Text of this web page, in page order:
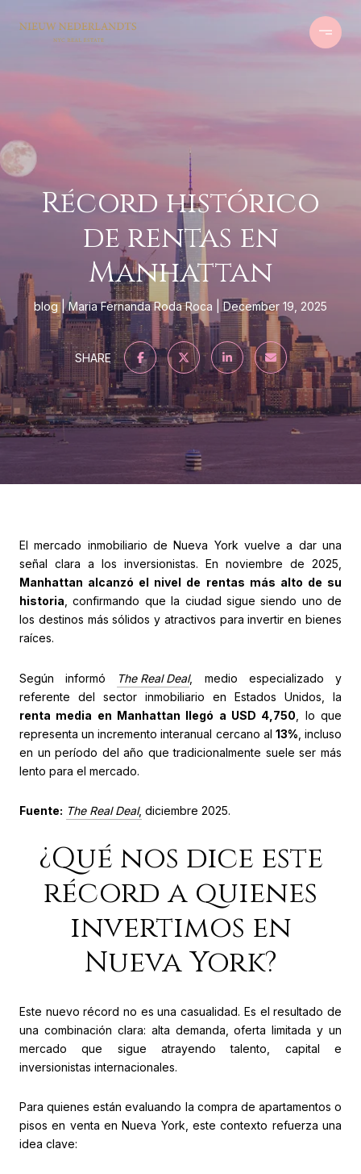
Récord histórico
de rentas en
Manhattan
blog Maria Fernanda Roda Roca December 19, 2025
SHARE
El mercado inmobiliario de Nueva York vuelve a dar una
señal clara a los inversionistas. En noviembre de 2025,
Manhattan alcanzó el nivel de rentas más alto de su
historia , confirmando que la ciudad sigue siendo uno de
los destinos más sólidos y atractivos para invertir en bienes
raíces.
Según informó The Real Deal, medio especializado y
referente del sector inmobiliario en Estados Unidos, la
renta media en Manhattan llegó a USD 4,750 , lo que
representa un incremento interanual cercano al 13% , incluso
en un período del año que tradicionalmente suele ser más
lento para el mercado.
Fuente: The Real Deal, diciembre 2025.
¿Qué nos dice este
récord a quienes
invertimos en
Nueva York?
Este nuevo récord no es una casualidad. Es el resultado de
una combinación clara: alta demanda, oferta limitada y un
mercado que sigue atrayendo talento, capital e
inversionistas internacionales.
Para quienes están evaluando la compra de apartamentos o
pisos en venta en Nueva York, este contexto refuerza una
idea clave: